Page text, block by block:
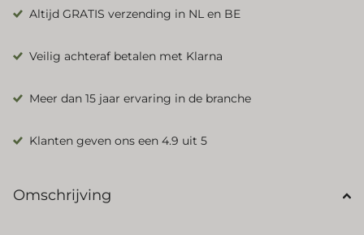
Altijd GRATIS verzending in NL en BE
Veilig achteraf betalen met Klarna
Meer dan 15 jaar ervaring in de branche
Klanten geven ons een 4.9 uit 5
Omschrijving